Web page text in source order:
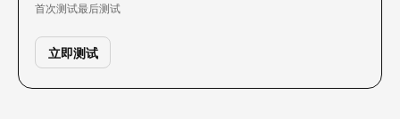
首次测试最后测试
立即测试